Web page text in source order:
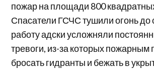
пожар на площади 800
Спасатели ГСЧС тушили огонь до
работу адски усложняли
тревоги, из-за которых пожарным
бросать гидранты и бежать в